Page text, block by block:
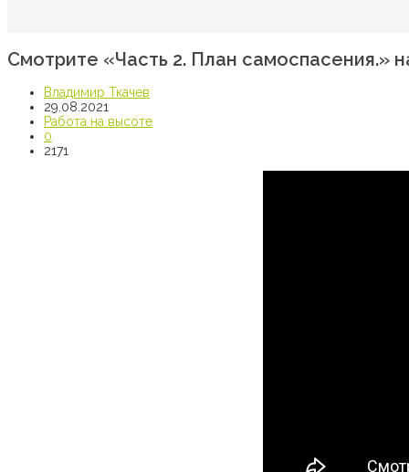
Смотрите «Часть 2. План самоспасения.»
Владимир Ткачев
29.08.2021
Работа на высоте
0
2171